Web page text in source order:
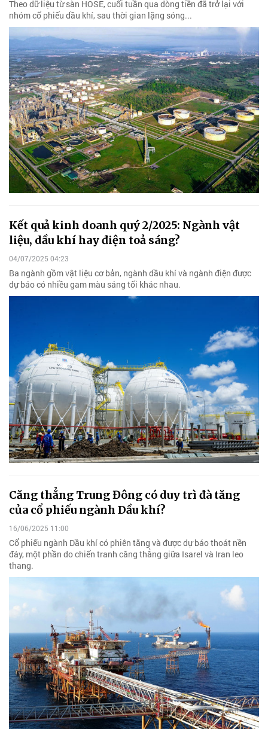
Theo dữ liệu từ sàn HOSE, cuối tuần qua dòng tiền đã trở lại với
nhóm cổ phiếu dầu khí, sau thời gian lặng sóng...
Kết quả kinh doanh quý 2/2025: Ngành vật
liệu, dầu khí hay điện toả sáng?
04/07/2025 04:23
Ba ngành gồm vật liệu cơ bản, ngành dầu khí và ngành điện được
dự báo có nhiều gam màu sáng tối khác nhau.
Căng thẳng Trung Đông có duy trì đà tăng
của cổ phiếu ngành Dầu khí?
16/06/2025 11:00
Cổ phiếu ngành Dầu khí có phiên tăng và được dự báo thoát nền
đáy, một phần do chiến tranh căng thẳng giữa Isarel và Iran leo
thang.